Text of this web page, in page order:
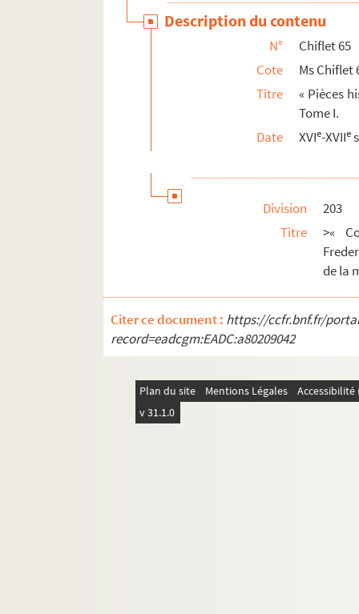
Description du contenu
N°
Chiflet 65
Cote
Ms Chiflet
Titre
« Pièces
Tome I.
Date
XVIe-XVIIe
Division
203
Titre
>«
de la
Citer ce document : https://ccfr.bnf.fr/
record=eadcgm:EADC:a80209042
Plan du site Mentions Légales
v 31.1.0